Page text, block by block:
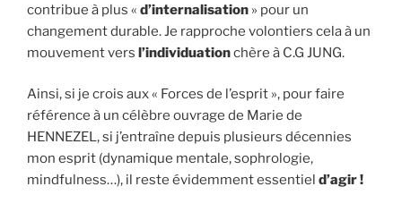
contribue à plus « d’internalisation » pour un
changement durable. Je rapproche volontiers cela à un
mouvement vers l’individuationchère à C.G JUNG.
Ainsi, si je crois aux « Forces de l’esprit », pour faire
référence à un célèbre ouvrage de Marie de
HENNEZEL, si j’entraîne depuis plusieurs décennies
mon esprit (dynamique mentale, sophrologie,
mindfulness…), il reste évidemment essentiel d’agir !